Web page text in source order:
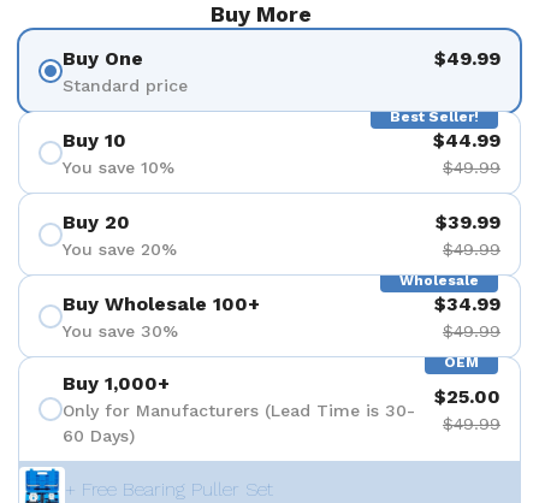
Buy More
Buy One
Standard price
$49.99
Best Seller!
Buy 10
You save 10%
$44.99
$49.99
Buy 20
You save 20%
$39.99
$49.99
Wholesale
Buy Wholesale 100+
You save 30%
$34.99
$49.99
OEM
Buy 1,000+
Only for Manufacturers (Lead Time is 30-
60 Days)
$25.00
$49.99
+ Free Bearing Puller Set